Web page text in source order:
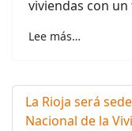
viviendas con
Lee más…
La Rioja será
Nacional de la